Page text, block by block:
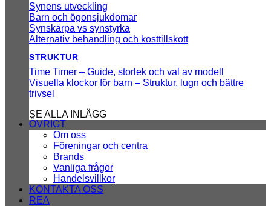
Synens utveckling
Barn och ögonsjukdomar
Synskärpa vs synstyrka
Alternativ behandling och kosttillskott
STRUKTUR
Time Timer – Guide, storlek och val av modell
Visuella klockor för barn – Struktur, lugn och bättre
trivsel
SE ALLA INLÄGG
ÖVRIGT
Om oss
Föreningar och centra
Brands
Vanliga frågor
Handelsvillkor
KONTAKTA OSS
REA